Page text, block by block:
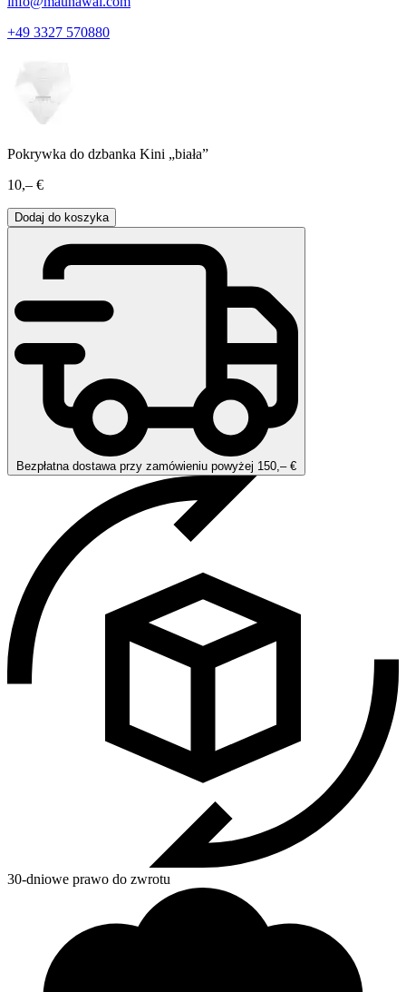
+49 3327 570880
Pokrywka do dzbanka Kini „biała”
10,– €
Dodaj do koszyka
Bezpłatna dostawa przy zamówieniu powyżej 150,– €
30-dniowe prawo do zwrotu